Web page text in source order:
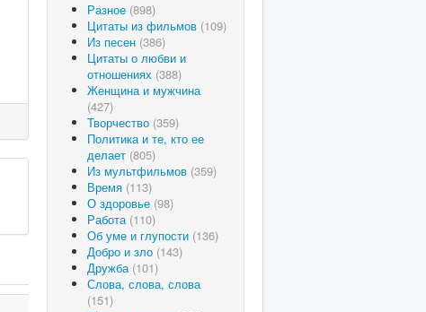
Разное (898)
Цитаты из фильмов (109)
Из песен (386)
Цитаты о любви и
отношениях (388)
Женщина и мужчина
(427)
Творчество (359)
Политика и те, кто ее
делает (805)
Из мультфильмов (359)
Время (113)
О здоровье (98)
Работа (110)
Об уме и глупости (136)
Добро и зло (143)
Дружба (101)
Слова, слова, слова
(151)